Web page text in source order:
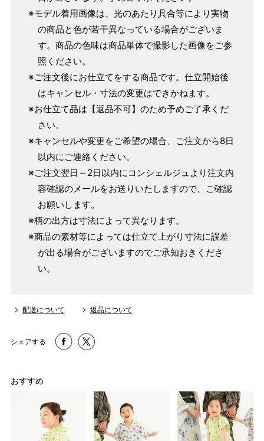
店舗で採寸（お近くの店舗でスタッフが採寸）
～155cm
155cm
4尺1寸
4尺4寸
～170cm ～98cm
169cm
4尺4寸5分
※モデル着用画像は、光のあたり具合等により実物
の商品と色が若干異なっている場合がございま
す。商品の色味は商品単体で撮影した画像をご参
照ください。
※ご注文後にお仕立てをする商品です。仕立開始後
はキャンセル・寸法の変更はできかねます。
※お仕立て品は【返品不可】のため予めご了承くだ
さい。
※キャンセルや変更をご希望の場合、ご注文から8日
以内にご連絡ください。
※ご注文翌日～2日以内にコンシェルジュより注文内
容確認のメールをお送りいたしますので、ご確認
お願いします。
※柄の出方は寸法によって異なります。
※商品の素材等によっては仕立て上がり寸法に誤差
が出る場合がございますのでご承知おきくださ
い。
配送について 返品について
シェアする
おすすめ